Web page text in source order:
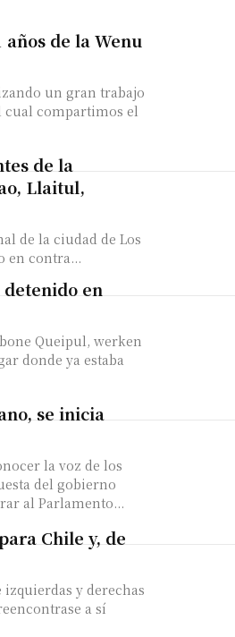
de la Wenu
un gran trabajo
compartimos el
de la
Llaitul,
en contra...
en
donde ya estaba
se inicia
la voz de los
del gobierno
al Parlamento...
Chile y, de
izquierdas y derechas
a sí